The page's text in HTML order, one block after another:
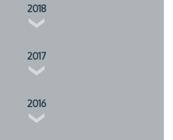
2018
2017
2016